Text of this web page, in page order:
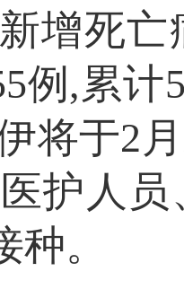
增死
例,累计
将于2
护人
。